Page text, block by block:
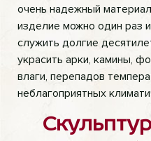
очень надежный
изделие можно один раз
служить долгие
украсить арки, камины,
влаги, перепадов
неблагоприятных